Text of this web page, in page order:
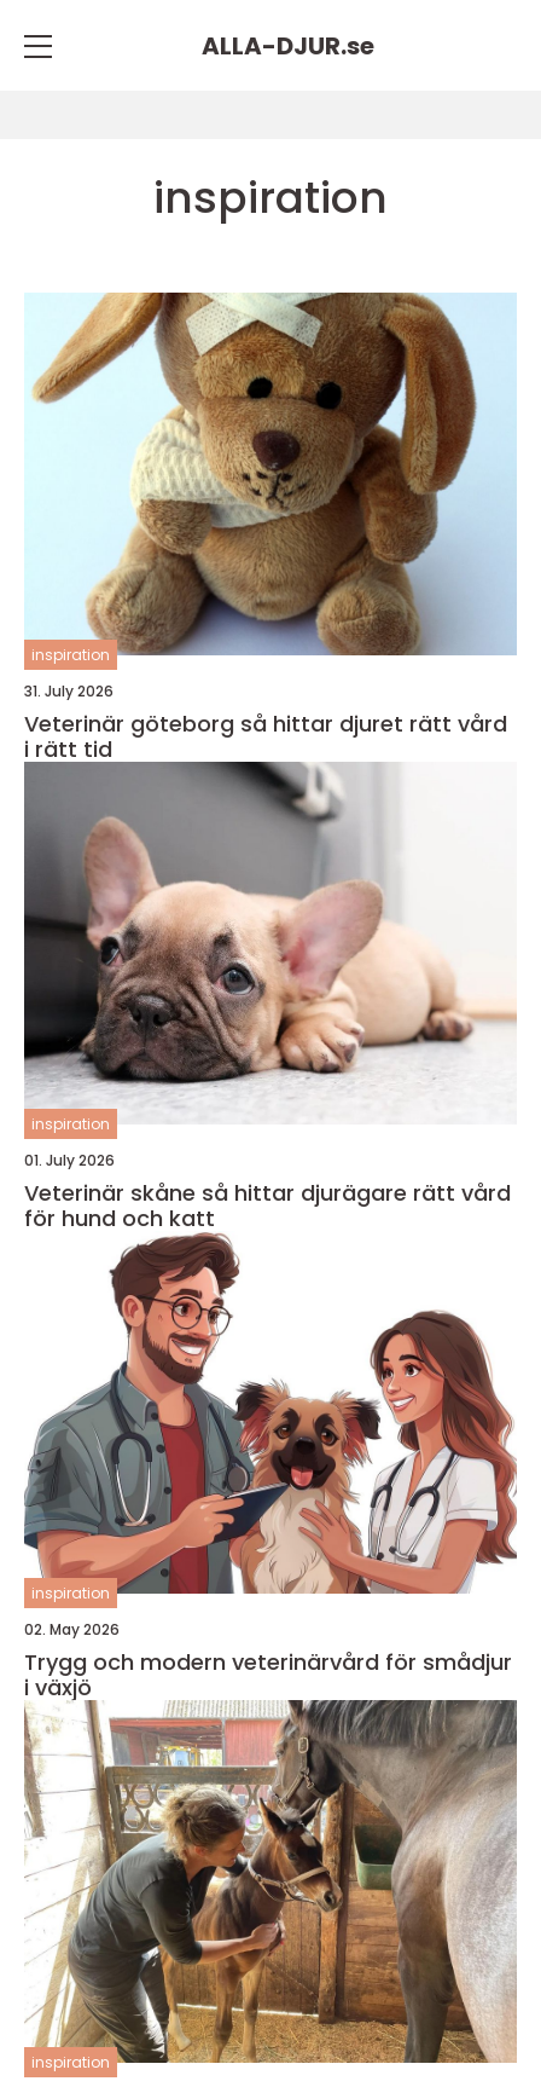
ALLA-DJUR.se
inspiration
inspiration
31. July 2026
Veterinär göteborg så hittar djuret rätt vård
i rätt tid
inspiration
01. July 2026
Veterinär skåne så hittar djurägare rätt vård
för hund och katt
inspiration
02. May 2026
Trygg och modern veterinärvård för smådjur
i växjö
inspiration